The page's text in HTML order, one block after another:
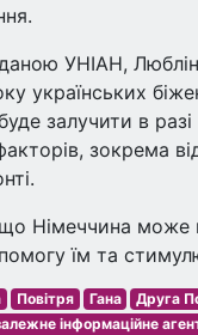
УНІАН,
українських
залучити в
зокрема
Німеччина може
їм та
Повітря Гана Друга
інформаційне